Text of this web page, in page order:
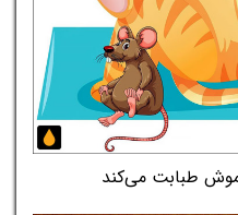
موش طبابت می‌کند